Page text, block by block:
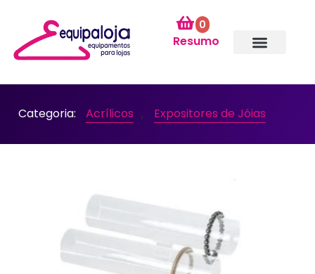
0
Resumo
Categoria: Acrílicos , Expositores de Jóias